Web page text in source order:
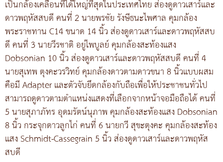
เป็นกล้องเคลื่อนที่ได้ใหญ่ที่สุดในประเทศไทย ส่องดูดาวเสาร์และ
ดาวพฤหัสสบดี คนที่ 2 นายพรชัย รังษีธนะไพศาล คุมกล้อง
พระราชทาน C14 ขนาด 14 นิ้ว ส่องดูดาวเสาร์และดาวพฤหัสสบ
ดี คนที่ 3 นายวีรชาติ อยู่ไพบูลย์ คุมกล้องสะท้องแสง
Dobsonian 10 นิ้ว ส่องดูดาวเสาร์และดาวพฤหัสสบดี คนที่ 4
นายสุเทพ ตุงคะวรวิทย์ คุมกล้องดาวตามดาวขนา 8 นิ้วแบบผสม
คือมี Adapter และตัวจับยึดกล้องกับถือเพื่อให้ประชาชนทั่วไป
สามารถดูดาวตามตำแหน่งแสดงที่เลือกจากหน้าจอมือถือได้ คนที่
5 นายสุภาภัทร อุดมรัตน์นุภาพ คุมกล้องสะท้องแสง Dobsonian
8 นิ้ว กระจุกดาวลูกไก่ คนที่ 6 นายกวี สุขะตุงคะ คุมกล้องสะท้อง
แสง Schmidt-Cassegrain 5 นิ้ว ส่องดูดาวเสาร์และดาวพฤหัส
สบดี